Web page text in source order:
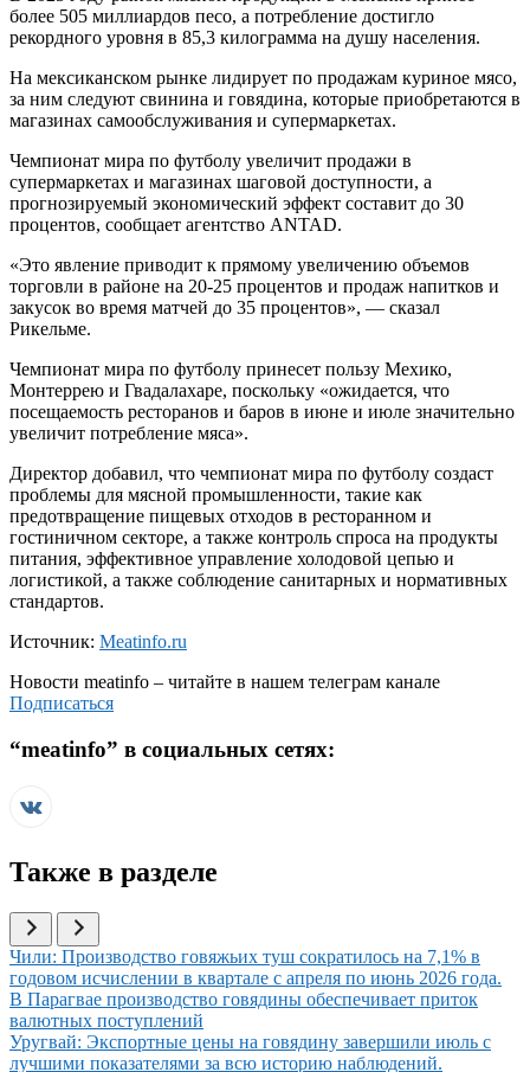
более 505 миллиардов песо, а потребление достигло
рекордного уровня в 85,3 килограмма на душу населения.
На мексиканском рынке лидирует по продажам куриное мясо,
за ним следуют свинина и говядина, которые приобретаются в
магазинах самообслуживания и супермаркетах.
Чемпионат мира по футболу увеличит продажи в
супермаркетах и ​​магазинах шаговой доступности, а
прогнозируемый экономический эффект составит до 30
процентов, сообщает агентство ANTAD.
«Это явление приводит к прямому увеличению объемов
торговли в районе на 20-25 процентов и продаж напитков и
закусок во время матчей до 35 процентов», — сказал
Рикельме.
Чемпионат мира по футболу принесет пользу Мехико,
Монтеррею и Гвадалахаре, поскольку «ожидается, что
посещаемость ресторанов и баров в июне и июле значительно
увеличит потребление мяса».
Директор добавил, что чемпионат мира по футболу создаст
проблемы для мясной промышленности, такие как
предотвращение пищевых отходов в ресторанном и
гостиничном секторе, а также контроль спроса на продукты
питания, эффективное управление холодовой цепью и
логистикой, а также соблюдение санитарных и нормативных
стандартов.
Источник: Meatinfo.ru
Новости meatinfo – читайте в нашем телеграм канале
Подписаться
“meatinfo” в социальных сетях:
Также в разделе
Иллюстрация новости
Чили: Производство говяжьих туш сократилось на 7,1% в
годовом исчислении в квартале с апреля по июнь 2026 года.
Иллюстрация новости
В Парагвае производство говядины обеспечивает приток
валютных поступлений
Иллюстрация новости
Уругвай: Экспортные цены на говядину завершили июль с
лучшими показателями за всю историю наблюдений.